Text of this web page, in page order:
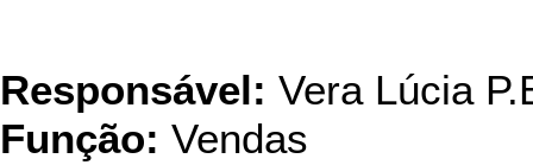
Responsável: Vera Lúcia
Função: Vendas